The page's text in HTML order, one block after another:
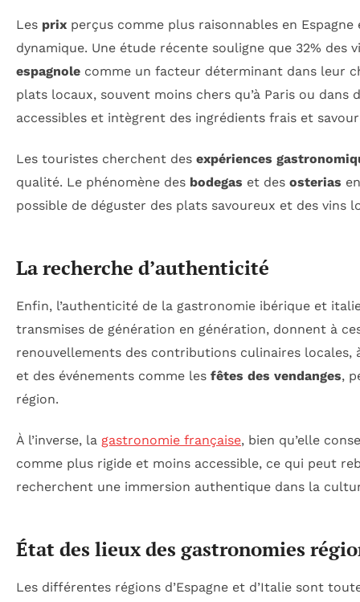
Les prix perçus comme plus raisonnables en
dynamique. Une étude récente souligne que 32%
espagnole comme un facteur déterminant dans leur
plats locaux, souvent moins chers qu’à Paris ou dans
accessibles et intègrent des ingrédients frais et
Les touristes cherchent des expériences
qualité. Le phénomène des bodegas et des osterias
possible de déguster des plats savoureux et des vins
La recherche d’authenticité
Enfin, l’authenticité de la gastronomie ibérique et
transmises de génération en génération, donnent à
renouvellements des contributions culinaires locales,
et des événements comme les fêtes des vendanges,
région.
À l’inverse, la gastronomie française, bien qu’elle
comme plus rigide et moins accessible, ce qui peut
recherchent une immersion authentique dans la
État des lieux des gastronomies
Les différentes régions d’Espagne et d’Italie sont